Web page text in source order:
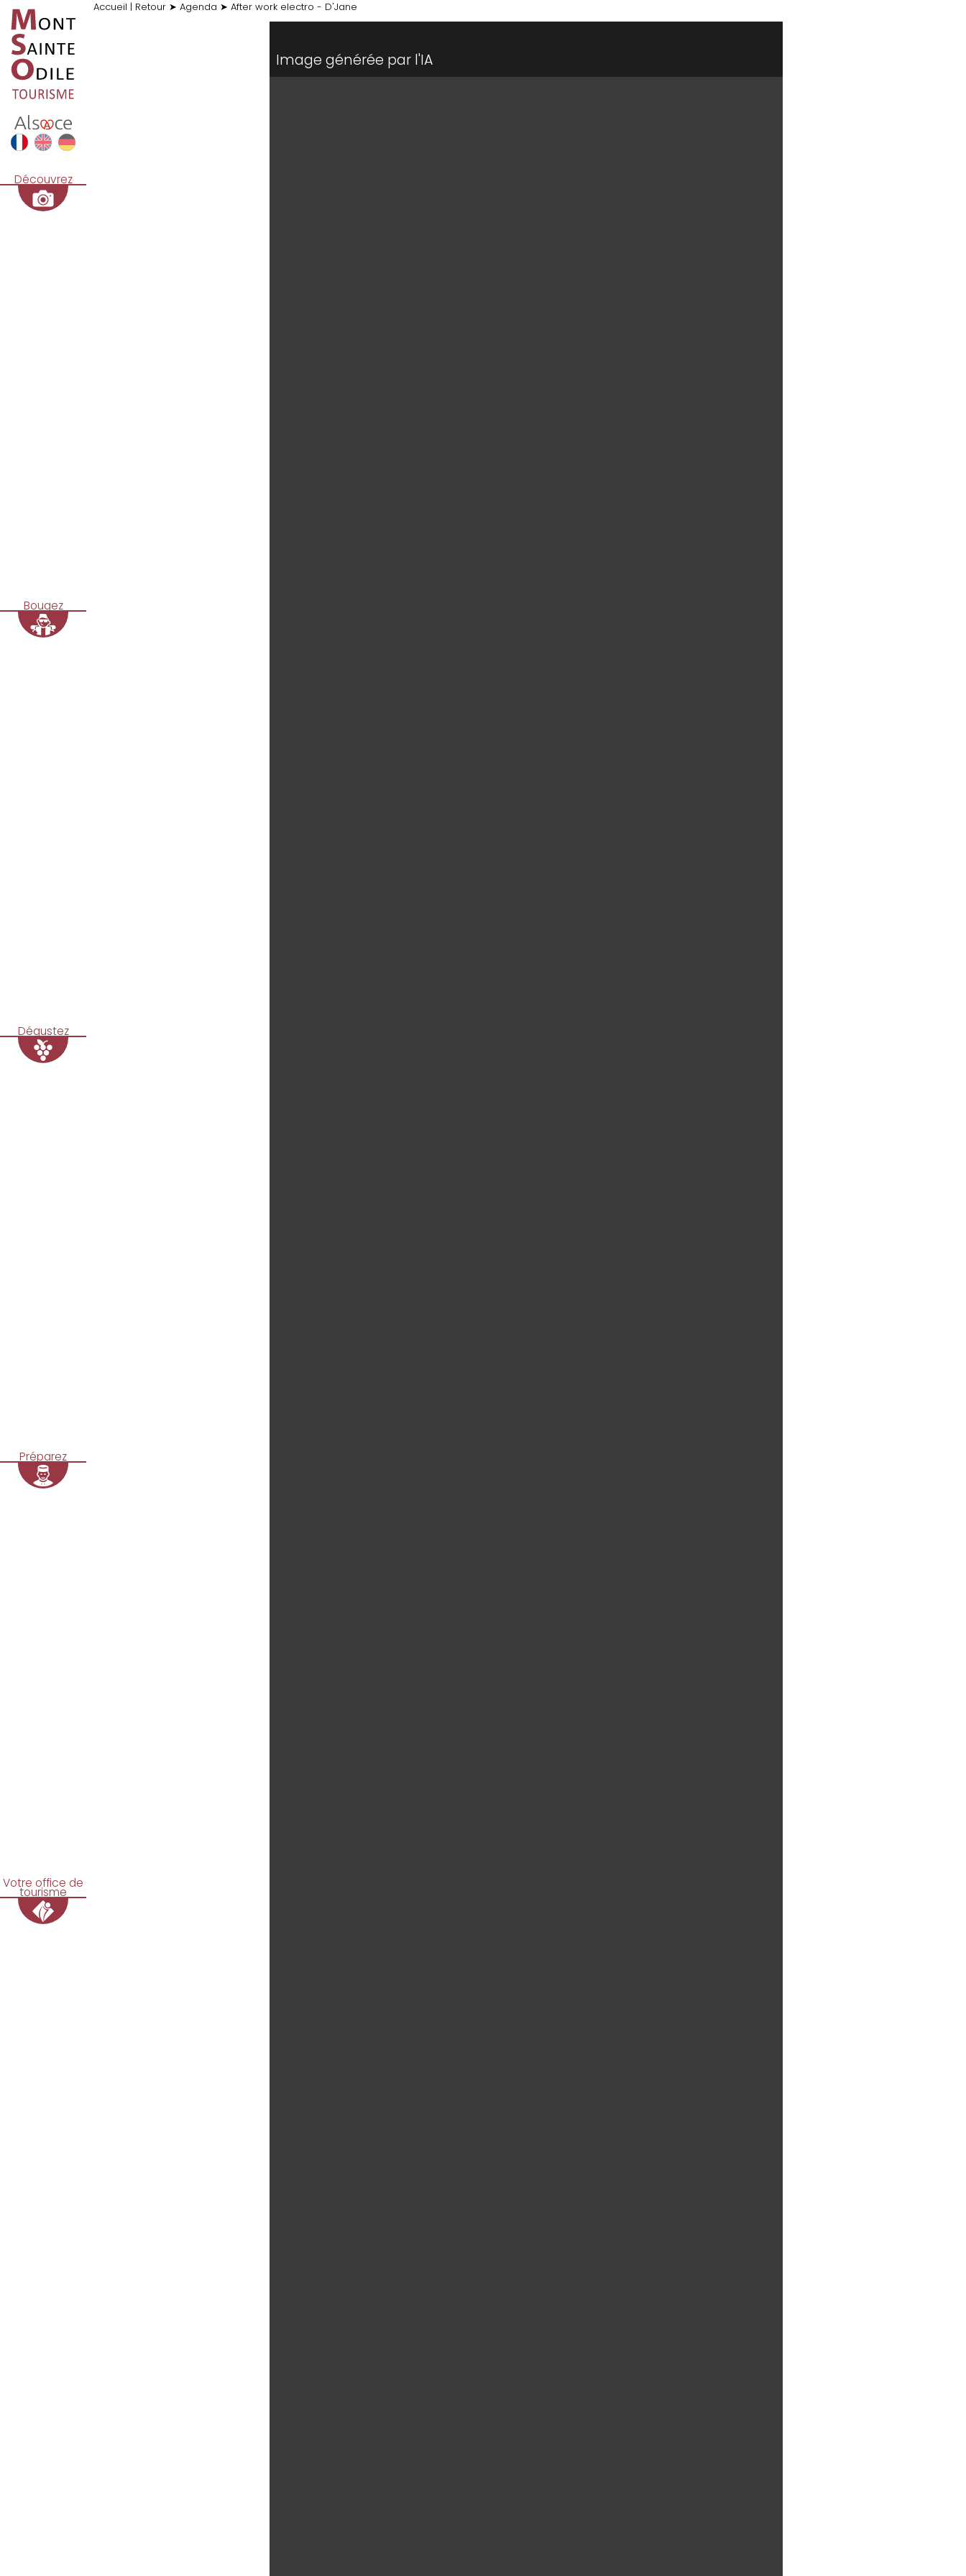
Accueil | Retour ➤ Agenda ➤ After work electro - D'Jane
Découvrez
Bougez
Dégustez
Préparez
Votre office de
tourisme
Image générée par l'IA